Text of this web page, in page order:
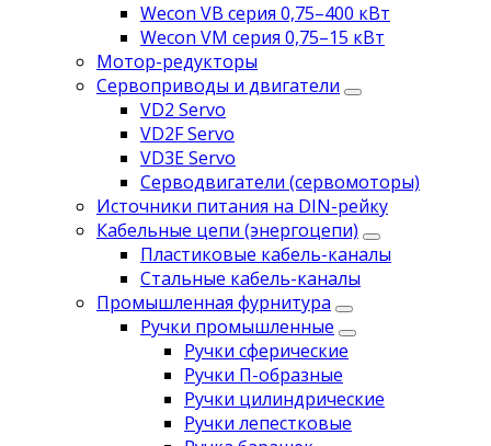
Wecon VB серия 0,75–400 кВт
Wecon VM серия 0,75–15 кВт
Мотор-редукторы
Сервоприводы и двигатели
VD2 Servo
VD2F Servo
VD3E Servo
Серводвигатели (сервомоторы)
Источники питания на DIN-рейку
Кабельные цепи (энергоцепи)
Пластиковые кабель-каналы
Стальные кабель-каналы
Промышленная фурнитура
Ручки промышленные
Ручки сферические
Ручки П-образные
Ручки цилиндрические
Ручки лепестковые